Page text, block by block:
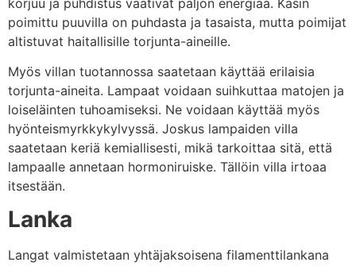
poimittu puuvilla on puhdasta ja tasaista, mutta poimijat
altistuvat haitallisille torjunta-aineille.
Myös villan tuotannossa saatetaan käyttää erilaisia
torjunta-aineita. Lampaat voidaan suihkuttaa matojen ja
loiseläinten tuhoamiseksi. Ne voidaan käyttää myös
hyönteismyrkkykylvyssä. Joskus lampaiden villa
saatetaan keriä kemiallisesti, mikä tarkoittaa sitä, että
lampaalle annetaan hormoniruiske. Tällöin villa irtoaa
itsestään.
Lanka
Langat valmistetaan yhtäjaksoisena filamenttilankana